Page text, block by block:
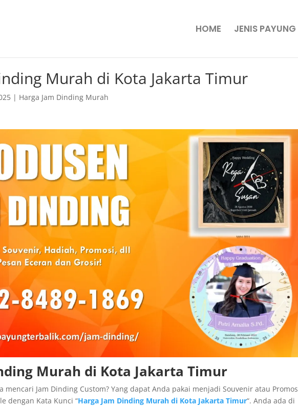
HOME JENIS PAYUNG
Murah di Kota Jakarta Timur
| Harga Jam Dinding Murah
Murah di Kota Jakarta Timur
mencari Jam Dinding Custom? Yang dapat Anda pakai menjadi Souvenir atau
dengan Kata Kunci “Harga Jam Dinding Murah di Kota Jakarta Timur“. Anda ada di